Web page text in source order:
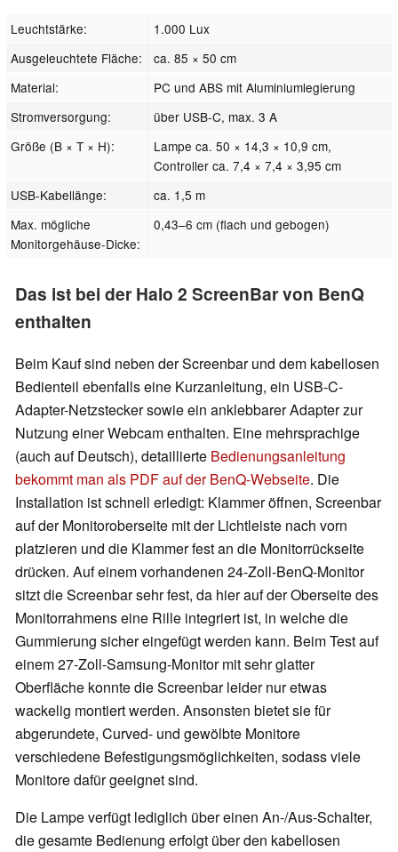
Leuchtstärke:
1.000 Lux
Ausgeleuchtete Fläche:
ca. 85 × 50 cm
Material:
PC und ABS mit Aluminiumlegierung
Stromversorgung:
über USB-C, max. 3 A
Größe (B × T × H):
Lampe ca. 50 × 14,3 × 10,9 cm,
Controller ca. 7,4 × 7,4 × 3,95 cm
USB-Kabellänge:
ca. 1,5 m
Max. mögliche
Monitorgehäuse-Dicke:
0,43–6 cm (flach und gebogen)
Das ist bei der Halo 2 ScreenBar von BenQ
enthalten
Beim Kauf sind neben der Screenbar und dem kabellosen
Bedienteil ebenfalls eine Kurzanleitung, ein USB-C-
Adapter-Netzstecker sowie ein anklebbarer Adapter zur
Nutzung einer Webcam enthalten. Eine mehrsprachige
(auch auf Deutsch), detaillierte Bedienungsanleitung
bekommt man als PDF auf der BenQ-Webseite. Die
Installation ist schnell erledigt: Klammer öffnen, Screenbar
auf der Monitoroberseite mit der Lichtleiste nach vorn
platzieren und die Klammer fest an die Monitorrückseite
drücken. Auf einem vorhandenen 24-Zoll-BenQ-Monitor
sitzt die Screenbar sehr fest, da hier auf der Oberseite des
Monitorrahmens eine Rille integriert ist, in welche die
Gummierung sicher eingefügt werden kann. Beim Test auf
einem 27-Zoll-Samsung-Monitor mit sehr glatter
Oberfläche konnte die Screenbar leider nur etwas
wackelig montiert werden. Ansonsten bietet sie für
abgerundete, Curved- und gewölbte Monitore
verschiedene Befestigungsmöglichkeiten, sodass viele
Monitore dafür geeignet sind.
Die Lampe verfügt lediglich über einen An-/Aus-Schalter,
die gesamte Bedienung erfolgt über den kabellosen